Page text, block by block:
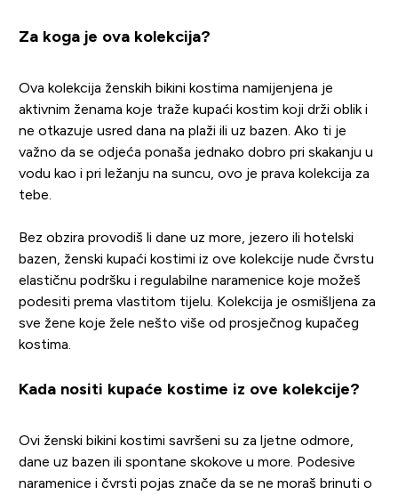
Za koga je ova kolekcija?
Ova kolekcija ženskih bikini kostima namijenjena je
aktivnim ženama koje traže kupaći kostim koji drži oblik i
ne otkazuje usred dana na plaži ili uz bazen. Ako ti je
važno da se odjeća ponaša jednako dobro pri skakanju u
vodu kao i pri ležanju na suncu, ovo je prava kolekcija za
tebe.
Bez obzira provodiš li dane uz more, jezero ili hotelski
bazen, ženski kupaći kostimi iz ove kolekcije nude čvrstu
elastičnu podršku i regulabilne naramenice koje možeš
podesiti prema vlastitom tijelu. Kolekcija je osmišljena za
sve žene koje žele nešto više od prosječnog kupačeg
kostima.
Kada nositi kupaće kostime iz ove kolekcije?
Ovi ženski bikini kostimi savršeni su za ljetne odmore,
dane uz bazen ili spontane skokove u more. Podesive
naramenice i čvrsti pojas znače da se ne moraš brinuti o